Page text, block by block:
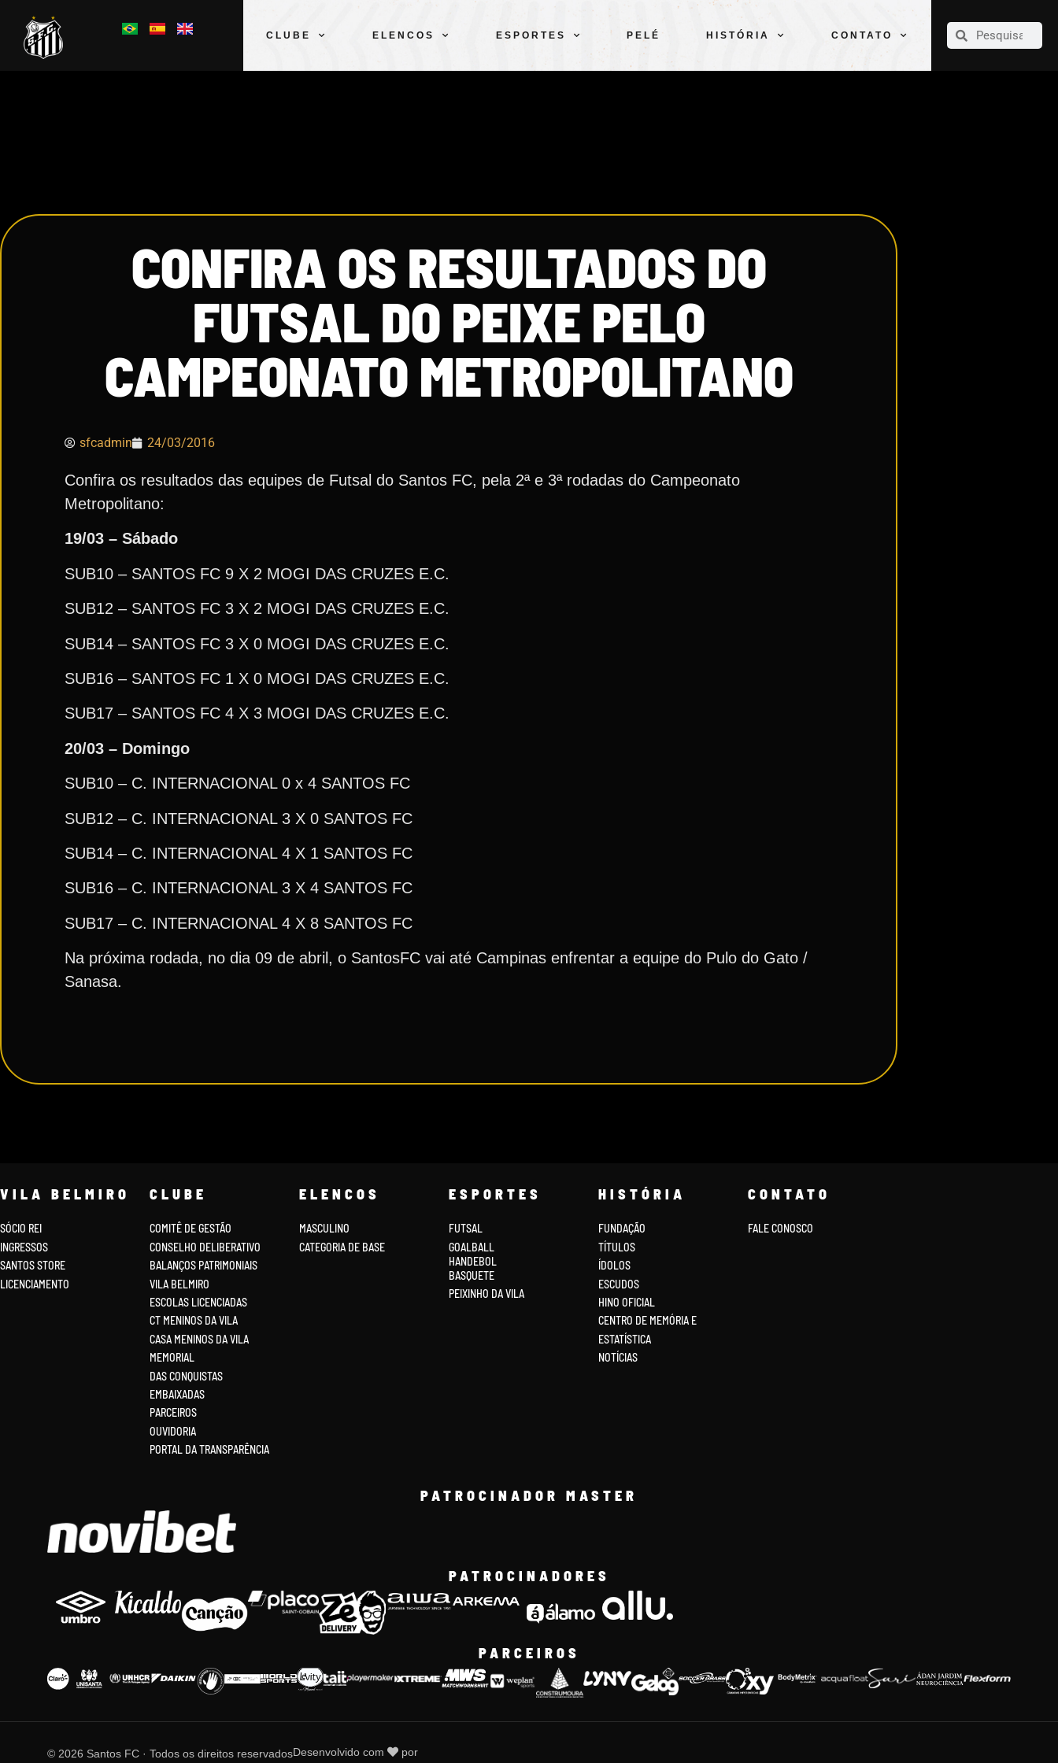
CLUBE ELENCOS ESPORTES PELÉ HISTÓRIA CONTATO
CLUBE
CONFIRA OS RESULTADOS DO
FUTSAL DO PEIXE PELO
CAMPEONATO METROPOLITANO
sfcadmin 24/03/2016
Confira os resultados das equipes de Futsal do Santos FC, pela 2ª e 3ª rodadas do Campeonato
Metropolitano:
19/03 – Sábado
SUB10 – SANTOS FC 9 X 2 MOGI DAS CRUZES E.C.
SUB12 – SANTOS FC 3 X 2 MOGI DAS CRUZES E.C.
SUB14 – SANTOS FC 3 X 0 MOGI DAS CRUZES E.C.
SUB16 – SANTOS FC 1 X 0 MOGI DAS CRUZES E.C.
SUB17 – SANTOS FC 4 X 3 MOGI DAS CRUZES E.C.
20/03 – Domingo
SUB10 – C. INTERNACIONAL 0 x 4 SANTOS FC
SUB12 – C. INTERNACIONAL 3 X 0 SANTOS FC
SUB14 – C. INTERNACIONAL 4 X 1 SANTOS FC
SUB16 – C. INTERNACIONAL 3 X 4 SANTOS FC
SUB17 – C. INTERNACIONAL 4 X 8 SANTOS FC
Na próxima rodada, no dia 09 de abril, o SantosFC vai até Campinas enfrentar a equipe do Pulo do Gato /
Sanasa.
VILA BELMIRO
SÓCIO REI
INGRESSOS
SANTOS STORE
LICENCIAMENTO
CLUBE
COMITÊ DE GESTÃO
CONSELHO DELIBERATIVO
BALANÇOS PATRIMONIAIS
VILA BELMIRO
ESCOLAS LICENCIADAS
CT MENINOS DA VILA
CASA MENINOS DA VILA
MEMORIAL
DAS CONQUISTAS
EMBAIXADAS
PARCEIROS
OUVIDORIA
PORTAL DA TRANSPARÊNCIA
ELENCOS
MASCULINO
CATEGORIA DE BASE
ESPORTES
FUTSAL
GOALBALL
HANDEBOL
BASQUETE
PEIXINHO DA VILA
HISTÓRIA
FUNDAÇÃO
TÍTULOS
ÍDOLOS
ESCUDOS
HINO OFICIAL
CENTRO DE MEMÓRIA E
ESTATÍSTICA
NOTÍCIAS
CONTATO
FALE CONOSCO
PATROCINADOR MASTER
PATROCINADORES
PARCEIROS
© 2026 Santos FC · Todos os direitos reservadosDesenvolvido com por